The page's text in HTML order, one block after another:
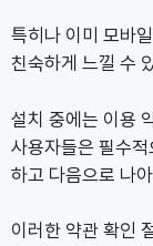
특히나 이미 모바
친숙하게 느낄 수
설치 중에는 이용
사용자들은 필수
하고 다음으로 나
이러한 약관 확인